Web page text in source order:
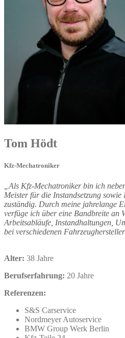
Tom Hödt
Kfz-Mechatroniker
„Als Kfz-Mechatroniker bin ich
Meister für die Instandsetzung
zuständig. Durch meine jahrelange
verfüge ich über eine Bandbreite an
Arbeitsabläufe, Instandhaltungen,
bei verschiedenen
Alter: 38 Jahre
Berufserfahrung: 20 Jahre
Referenzen:
S&S Carservice
Nordmeyer Autoservice
BMW Group Werk Berlin